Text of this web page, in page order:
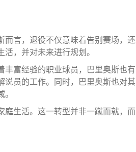
而言，退役不仅意味着告别赛场，还
，并对未来进行规划。
丰富经验的职业球员，巴里奥斯也有
说员的工作。同时，巴里奥斯也对其
庭生活。这一转型并非一蹴而就，而